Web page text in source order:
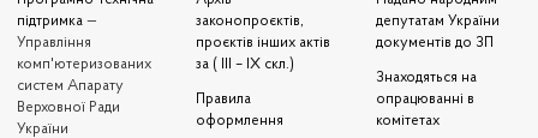
підтримка —
Управління
комп'ютеризованих
систем Апарату
Верховної Ради
України
законопроєктів,
проєктів інших актів
за ( III – IX скл.)
Правила
оформлення
депутатам України
документів до ЗП
Знаходяться на
опрацюванні в
комітетах